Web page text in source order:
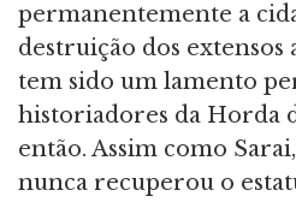
permanentemente a
destruição dos extensos
tem sido um lamento
historiadores da Horda
então. Assim como
nunca recuperou o